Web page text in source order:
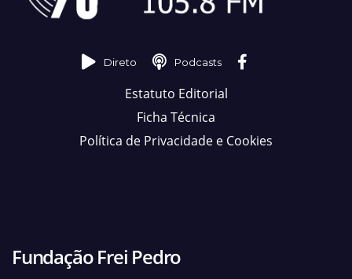
Direto Podcasts
Estatuto Editorial
Ficha Técnica
Política de Privacidade e Cookies
Fundação Frei Pedro